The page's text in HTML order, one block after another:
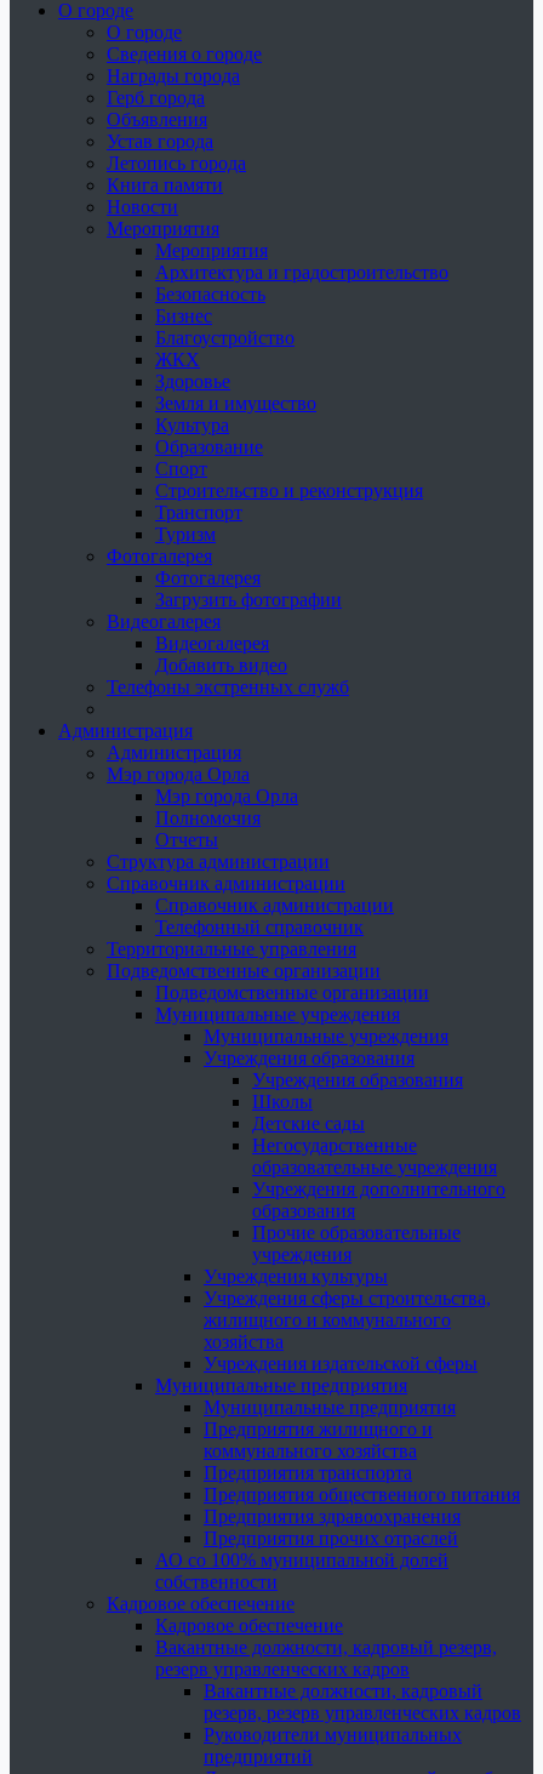
О городе
О городе
Сведения о городе
Награды города
Герб города
Объявления
Устав города
Летопись города
Книга памяти
Новости
Мероприятия
Мероприятия
Архитектура и градостроительство
Безопасность
Бизнес
Благоустройство
ЖКХ
Здоровье
Земля и имущество
Культура
Образование
Спорт
Строительство и реконструкция
Транспорт
Туризм
Фотогалерея
Фотогалерея
Загрузить фотографии
Видеогалерея
Видеогалерея
Добавить видео
Телефоны экстренных служб
Администрация
Администрация
Мэр города Орла
Мэр города Орла
Полномочия
Отчеты
Структура администрации
Справочник администрации
Справочник администрации
Телефонный справочник
Территориальные управления
Подведомственные организации
Подведомственные организации
Муниципальные учреждения
Муниципальные учреждения
Учреждения образования
Учреждения образования
Школы
Детские сады
Негосударственные
образовательные учреждения
Учреждения дополнительного
образования
Прочие образовательные
учреждения
Учреждения культуры
Учреждения сферы строительства,
жилищного и коммунального
хозяйства
Учреждения издательской сферы
Муниципальные предприятия
Муниципальные предприятия
Предприятия жилищного и
коммунального хозяйства
Предприятия транспорта
Предприятия общественного питания
Предприятия здравоохранения
Предприятия прочих отраслей
АО со 100% муниципальной долей
собственности
Кадровое обеспечение
Кадровое обеспечение
Вакантные должности, кадровый резерв,
резерв управленческих кадров
Вакантные должности, кадровый
резерв, резерв управленческих кадров
Руководители муниципальных
предприятий